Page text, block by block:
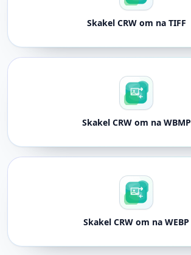
Skakel CRW om na TIFF
Skakel CRW om na WBMP
Skakel CRW om na WEBP